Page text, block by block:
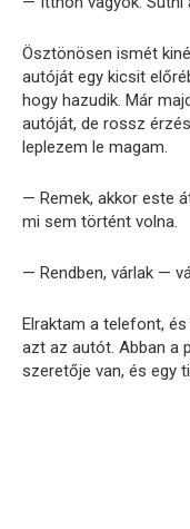
Ösztönösen ismét
autóját egy kicsit
hogy hazudik. Már
autóját, de rossz
leplezem le magam.
— Remek, akkor este
mi sem történt volna.
— Rendben, várlak —
Elraktam a telefont,
azt az autót. Abban a
szeretője van, és egy